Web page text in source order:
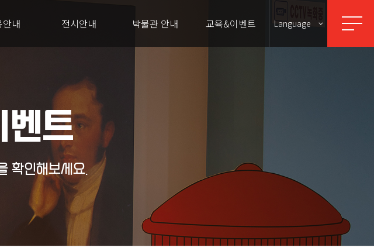
안내 전시안내 박물관 안내 교육&이벤트 Language
트
확인해보세요.